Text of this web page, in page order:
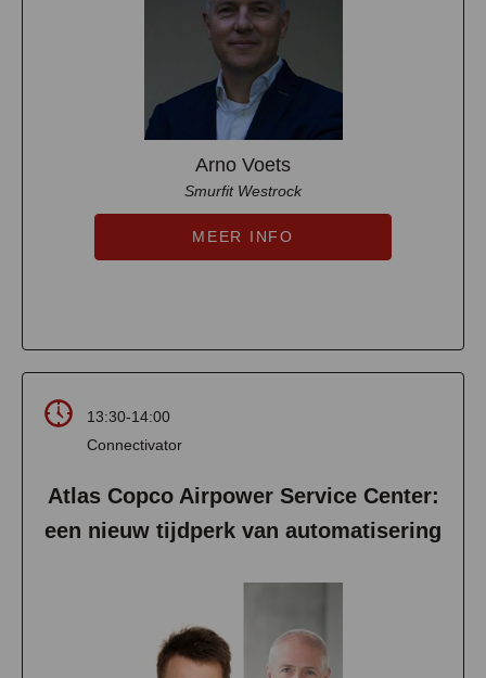
Arno Voets
Smurfit Westrock
MEER INFO
13:30-14:00
Connectivator
Atlas Copco Airpower Service Center:
een nieuw tijdperk van automatisering